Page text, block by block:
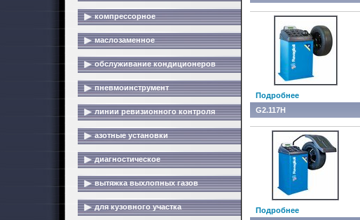
компрессорное
маслозаменное
обслуживание кондиционеров
пневмоинструмент
линии ревизионного контроля
азотные установки
диагностическое
вытяжка выхлопных газов
для кузовного участка
Подробнее
G2.117H
Подробнее